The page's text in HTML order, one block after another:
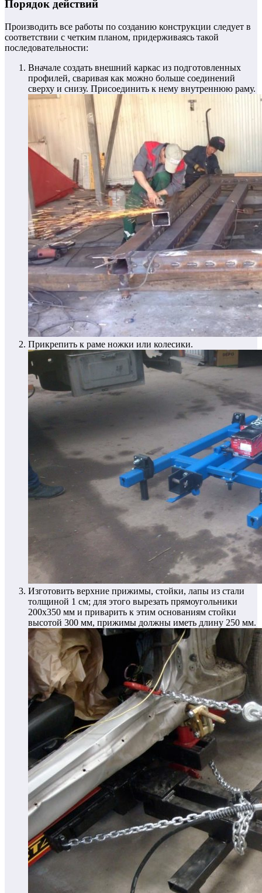
Порядок действий
Производить все работы по созданию конструкции следует в
соответствии с четким планом, придерживаясь такой
последовательности:
Вначале создать внешний каркас из подготовленных
профилей, сваривая как можно больше соединений
сверху и снизу. Присоединить к нему внутреннюю раму.
Прикрепить к раме ножки или колесики.
Изготовить верхние прижимы, стойки, лапы из стали
толщиной 1 см; для этого вырезать прямоугольники
200х350 мм и приварить к этим основаниям стойки
высотой 300 мм, прижимы должны иметь длину 250 мм.